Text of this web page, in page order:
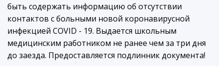
быть содержать информацию об отсутствии
контактов с больными новой коронавирусной
инфекцией COVID - 19. Выдается школьным
медицинским работником не ранее чем за три дня
до заезда. Предоставляется подлинник документа!